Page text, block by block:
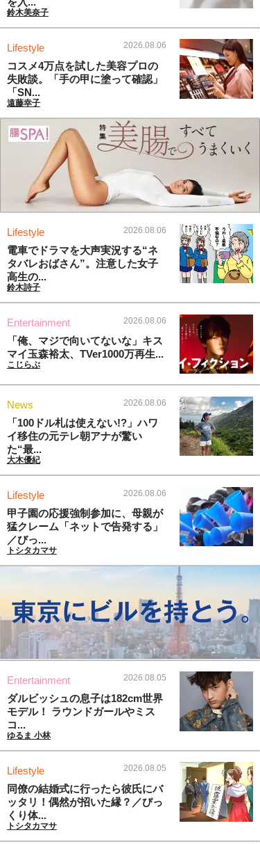
鈴木美奈子
Lifestyle 2026.08.06
コスメ4万点を試した美容プロの
失敗談。「手の甲に塗って確認」
「SN...
遠藤幸子
Lifestyle 2026.08.06
電車でドラマを大声実況する“ネ
タバレおばさん”。注意した女子
高生の...
鈴木詩子
Entertainment 2026.08.06
「俺、マジで向いてないな」キス
マイ玉森裕太、TVer1000万再生...
こじらぶ
News 2026.08.06
「100ドル札は使えない!?」ハワ
イ移住の元テレ朝アナが驚い
た“最...
大木優紀
Lifestyle 2026.08.06
甲子園の応援強制参加に、母親が
猛クレーム「ネットで告発する」
／びっ...
トシタカマサ
Entertainment 2026.08.05
ダルビッシュの息子は182cm世界
モデル！ ラウンドガールやミス
コ...
ゆるま 小林
Lifestyle 2026.08.05
同僚の結婚式に行ったら彼氏にバ
ッタリ！偶然が招いた縁？／びっ
くり体...
トシタカマサ